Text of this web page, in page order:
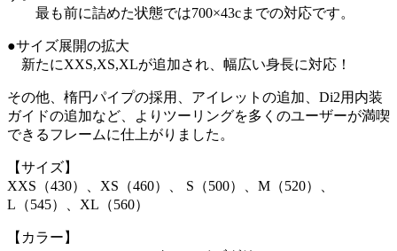
最も前に詰めた状態では700×43cまでの対応です。
●サイズ展開の拡大
新たにXXS,XS,XLが追加され、幅広い身長に対応！
その他、楕円パイプの採用、アイレットの追加、Di2用内装
ガイドの追加など、よりツーリングを多くのユーザーが満喫
できるフレームに仕上がりました。
【サイズ】
XXS（430）、XS（460）、 S（500）、M（520）、
L（545）、XL（560）
【カラー】